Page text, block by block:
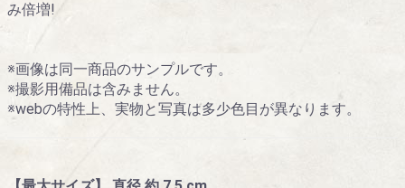
み倍増!
※画像は同一商品のサンプルです。
※撮影用備品は含みません。
※webの特性上、実物と写真は多少色目が異なります。